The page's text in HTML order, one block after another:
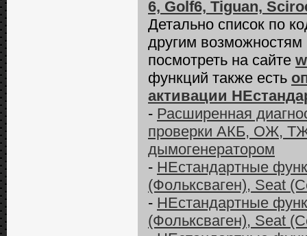
6, Golf6, Tiguan,
Детально список по
другим
посмотреть на сайте
функций также есть
активации
- Расширенная
проверки АКБ, ОЖ, ТЖ
дымогенератором
- НЕстандартные
(Фольксваген), Seat
- НЕстандартные
(Фольксваген), Seat